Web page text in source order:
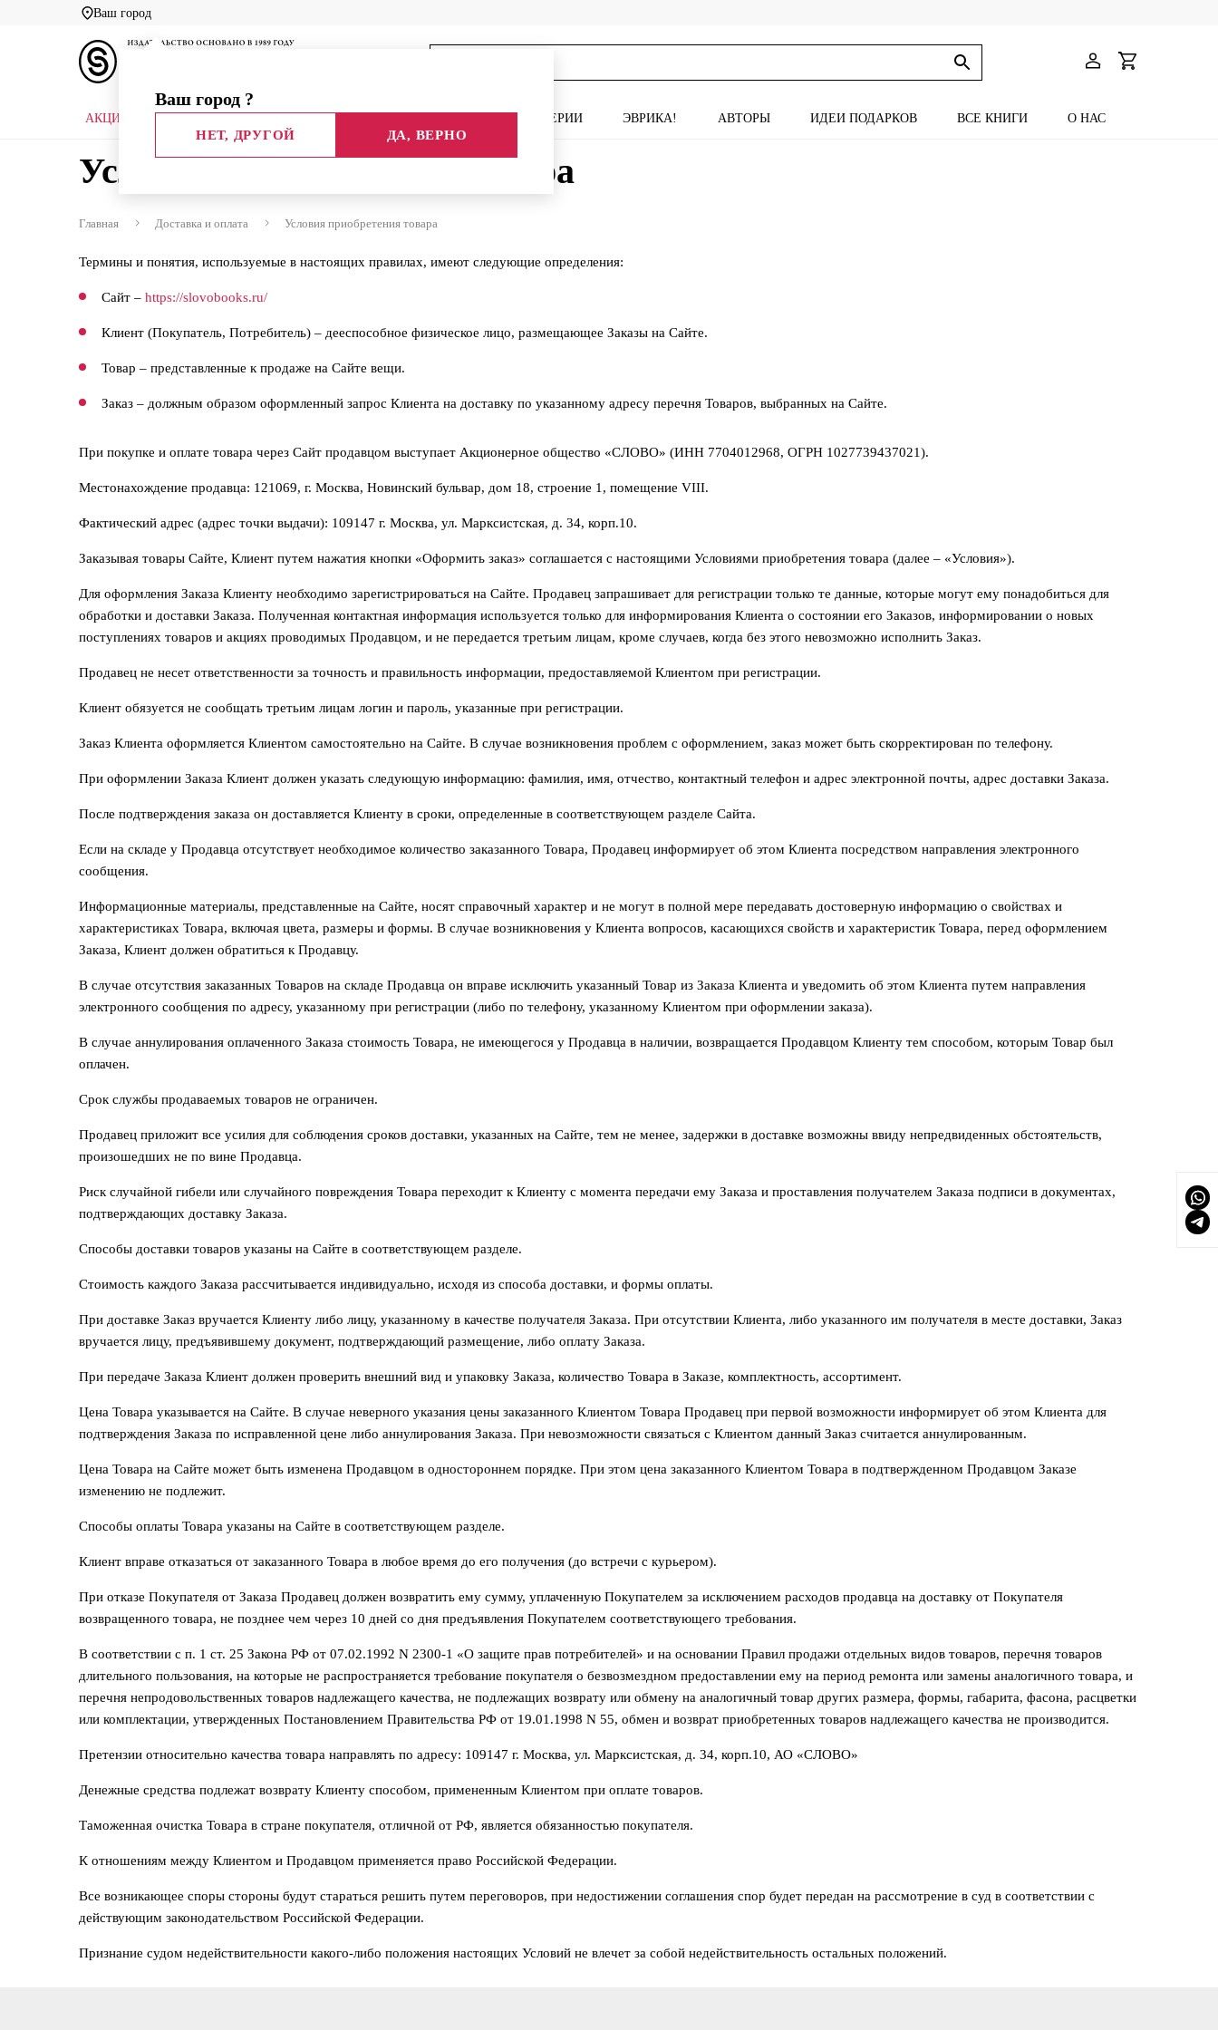
Ваш город
Ваш город ?
НЕТ, ДРУГОЙ ДА, ВЕРНО
АКЦИИ СЕРИИ ЭВРИКА! АВТОРЫ ИДЕИ ПОДАРКОВ ВСЕ КНИГИ О НАС
Условия приобретения товара
Главная Доставка и оплата Условия приобретения товара
Термины и понятия, используемые в настоящих правилах, имеют следующие определения:
Сайт – https://slovobooks.ru/
Клиент (Покупатель, Потребитель) – дееспособное физическое лицо, размещающее Заказы на Сайте.
Товар – представленные к продаже на Сайте вещи.
Заказ – должным образом оформленный запрос Клиента на доставку по указанному адресу перечня Товаров, выбранных на Сайте.
При покупке и оплате товара через Сайт продавцом выступает Акционерное общество «СЛОВО» (ИНН 7704012968, ОГРН 1027739437021).
Местонахождение продавца: 121069, г. Москва, Новинский бульвар, дом 18, строение 1, помещение VIII.
Фактический адрес (адрес точки выдачи): 109147 г. Москва, ул. Марксистская, д. 34, корп.10.
Заказывая товары Сайте, Клиент путем нажатия кнопки «Оформить заказ» соглашается с настоящими Условиями приобретения товара (далее – «Условия»).
Для оформления Заказа Клиенту необходимо зарегистрироваться на Сайте. Продавец запрашивает для регистрации только те данные, которые могут ему понадобиться для
обработки и доставки Заказа. Полученная контактная информация используется только для информирования Клиента о состоянии его Заказов, информировании о новых
поступлениях товаров и акциях проводимых Продавцом, и не передается третьим лицам, кроме случаев, когда без этого невозможно исполнить Заказ.
Продавец не несет ответственности за точность и правильность информации, предоставляемой Клиентом при регистрации.
Клиент обязуется не сообщать третьим лицам логин и пароль, указанные при регистрации.
Заказ Клиента оформляется Клиентом самостоятельно на Сайте. В случае возникновения проблем с оформлением, заказ может быть скорректирован по телефону.
При оформлении Заказа Клиент должен указать следующую информацию: фамилия, имя, отчество, контактный телефон и адрес электронной почты, адрес доставки Заказа.
После подтверждения заказа он доставляется Клиенту в сроки, определенные в соответствующем разделе Сайта.
Если на складе у Продавца отсутствует необходимое количество заказанного Товара, Продавец информирует об этом Клиента посредством направления электронного
сообщения.
Информационные материалы, представленные на Сайте, носят справочный характер и не могут в полной мере передавать достоверную информацию о свойствах и
характеристиках Товара, включая цвета, размеры и формы. В случае возникновения у Клиента вопросов, касающихся свойств и характеристик Товара, перед оформлением
Заказа, Клиент должен обратиться к Продавцу.
В случае отсутствия заказанных Товаров на складе Продавца он вправе исключить указанный Товар из Заказа Клиента и уведомить об этом Клиента путем направления
электронного сообщения по адресу, указанному при регистрации (либо по телефону, указанному Клиентом при оформлении заказа).
В случае аннулирования оплаченного Заказа стоимость Товара, не имеющегося у Продавца в наличии, возвращается Продавцом Клиенту тем способом, которым Товар был
оплачен.
Срок службы продаваемых товаров не ограничен.
Продавец приложит все усилия для соблюдения сроков доставки, указанных на Сайте, тем не менее, задержки в доставке возможны ввиду непредвиденных обстоятельств,
произошедших не по вине Продавца.
Риск случайной гибели или случайного повреждения Товара переходит к Клиенту с момента передачи ему Заказа и проставления получателем Заказа подписи в документах,
подтверждающих доставку Заказа.
Способы доставки товаров указаны на Сайте в соответствующем разделе.
Стоимость каждого Заказа рассчитывается индивидуально, исходя из способа доставки, и формы оплаты.
При доставке Заказ вручается Клиенту либо лицу, указанному в качестве получателя Заказа. При отсутствии Клиента, либо указанного им получателя в месте доставки, Заказ
вручается лицу, предъявившему документ, подтверждающий размещение, либо оплату Заказа.
При передаче Заказа Клиент должен проверить внешний вид и упаковку Заказа, количество Товара в Заказе, комплектность, ассортимент.
Цена Товара указывается на Сайте. В случае неверного указания цены заказанного Клиентом Товара Продавец при первой возможности информирует об этом Клиента для
подтверждения Заказа по исправленной цене либо аннулирования Заказа. При невозможности связаться с Клиентом данный Заказ считается аннулированным.
Цена Товара на Сайте может быть изменена Продавцом в одностороннем порядке. При этом цена заказанного Клиентом Товара в подтвержденном Продавцом Заказе
изменению не подлежит.
Способы оплаты Товара указаны на Сайте в соответствующем разделе.
Клиент вправе отказаться от заказанного Товара в любое время до его получения (до встречи с курьером).
При отказе Покупателя от Заказа Продавец должен возвратить ему сумму, уплаченную Покупателем за исключением расходов продавца на доставку от Покупателя
возвращенного товара, не позднее чем через 10 дней со дня предъявления Покупателем соответствующего требования.
В соответствии с п. 1 ст. 25 Закона РФ от 07.02.1992 N 2300-1 «О защите прав потребителей» и на основании Правил продажи отдельных видов товаров, перечня товаров
длительного пользования, на которые не распространяется требование покупателя о безвозмездном предоставлении ему на период ремонта или замены аналогичного товара, и
перечня непродовольственных товаров надлежащего качества, не подлежащих возврату или обмену на аналогичный товар других размера, формы, габарита, фасона, расцветки
или комплектации, утвержденных Постановлением Правительства РФ от 19.01.1998 N 55, обмен и возврат приобретенных товаров надлежащего качества не производится.
Претензии относительно качества товара направлять по адресу: 109147 г. Москва, ул. Марксистская, д. 34, корп.10, АО «СЛОВО»
Денежные средства подлежат возврату Клиенту способом, примененным Клиентом при оплате товаров.
Таможенная очистка Товара в стране покупателя, отличной от РФ, является обязанностью покупателя.
К отношениям между Клиентом и Продавцом применяется право Российской Федерации.
Все возникающее споры стороны будут стараться решить путем переговоров, при недостижении соглашения спор будет передан на рассмотрение в суд в соответствии с
действующим законодательством Российской Федерации.
Признание судом недействительности какого-либо положения настоящих Условий не влечет за собой недействительность остальных положений.